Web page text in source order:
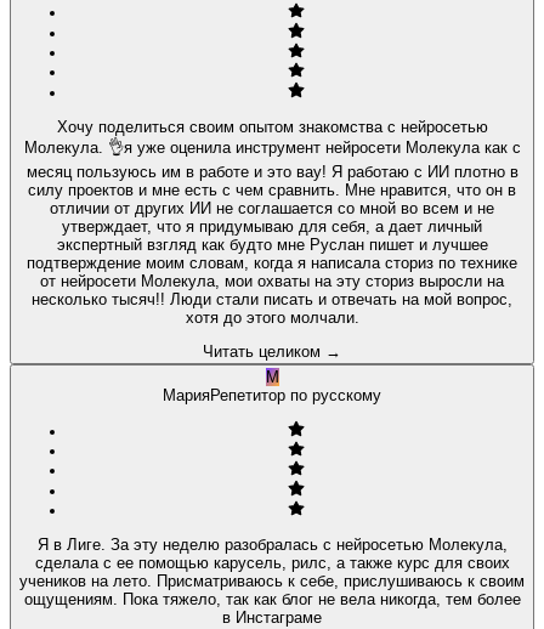
Хочу поделиться своим опытом знакомства с нейросетью
Молекула. 👌я уже оценила инструмент нейросети Молекула как с
месяц пользуюсь им в работе и это вау! Я работаю с ИИ плотно в
силу проектов и мне есть с чем сравнить. Мне нравится, что он в
отличии от других ИИ не соглашается со мной во всем и не
утверждает, что я придумываю для себя, а дает личный
экспертный взгляд как будто мне Руслан пишет и лучшее
подтверждение моим словам, когда я написала сториз по технике
от нейросети Молекула, мои охваты на эту сториз выросли на
несколько тысяч!! Люди стали писать и отвечать на мой вопрос,
хотя до этого молчали.
Читать целиком →
М
МарияРепетитор по русскому
Я в Лиге. За эту неделю разобралась с нейросетью Молекула,
сделала с ее помощью карусель, рилс, а также курс для своих
учеников на лето. Присматриваюсь к себе, прислушиваюсь к своим
ощущениям. Пока тяжело, так как блог не вела никогда, тем более
в Инстаграме